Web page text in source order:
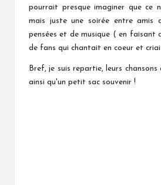
pourrait presque imaginer que ce
mais juste une soirée entre amis
pensées et de musique ( en faisant
de fans qui chantait en coeur et
Bref, je suis repartie, leurs
ainsi qu'un petit sac souvenir !